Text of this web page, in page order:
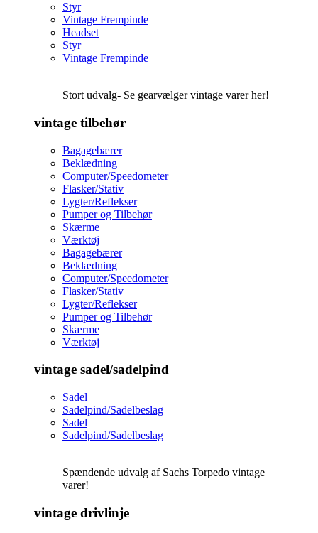
Styr
Vintage Frempinde
Headset
Styr
Vintage Frempinde
Stort udvalg- Se gearvælger vintage varer her!
vintage tilbehør
Bagagebærer
Beklædning
Computer/Speedometer
Flasker/Stativ
Lygter/Reflekser
Pumper og Tilbehør
Skærme
Værktøj
Bagagebærer
Beklædning
Computer/Speedometer
Flasker/Stativ
Lygter/Reflekser
Pumper og Tilbehør
Skærme
Værktøj
vintage sadel/sadelpind
Sadel
Sadelpind/Sadelbeslag
Sadel
Sadelpind/Sadelbeslag
Spændende udvalg af Sachs Torpedo vintage
varer!
vintage drivlinje